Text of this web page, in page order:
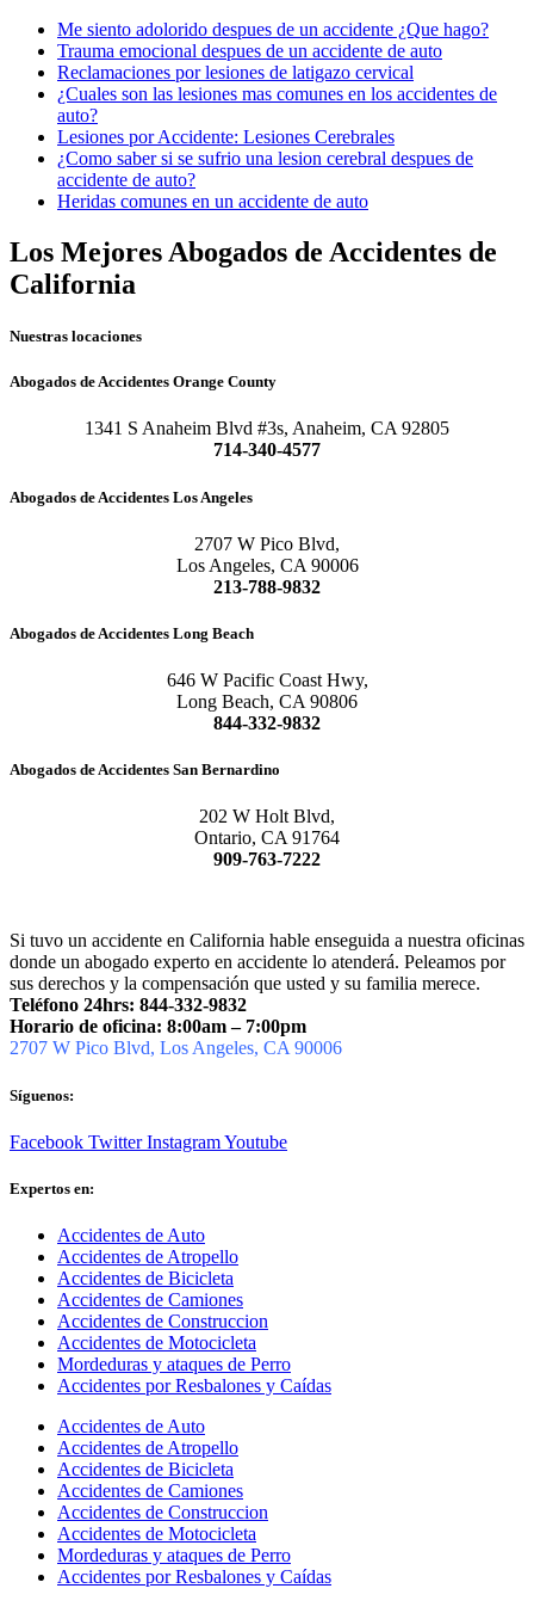
Me siento adolorido despues de un accidente ¿Que hago?
Trauma emocional despues de un accidente de auto
Reclamaciones por lesiones de latigazo cervical
¿Cuales son las lesiones mas comunes en los accidentes de
auto?
Lesiones por Accidente: Lesiones Cerebrales
¿Como saber si se sufrio una lesion cerebral despues de
accidente de auto?
Heridas comunes en un accidente de auto
Los Mejores Abogados de Accidentes de
California
Nuestras locaciones
Abogados de Accidentes Orange County
1341 S Anaheim Blvd #3s, Anaheim, CA 92805
714-340-4577
Abogados de Accidentes Los Angeles
2707 W Pico Blvd,
Los Angeles, CA 90006
213-788-9832
Abogados de Accidentes Long Beach
646 W Pacific Coast Hwy,
Long Beach, CA 90806
844-332-9832
Abogados de Accidentes San Bernardino
202 W Holt Blvd,
Ontario, CA 91764
909-763-7222
Si tuvo un accidente en California hable enseguida a nuestra oficinas
donde un abogado experto en accidente lo atenderá. Peleamos por
sus derechos y la compensación que usted y su familia merece.
Teléfono 24hrs: 844-332-9832
Horario de oficina: 8:00am – 7:00pm
2707 W Pico Blvd, Los Angeles, CA 90006
Síguenos:
Facebook Twitter InstagramYoutube
Expertos en:
Accidentes de Auto
Accidentes de Atropello
Accidentes de Bicicleta
Accidentes de Camiones
Accidentes de Construccion
Accidentes de Motocicleta
Mordeduras y ataques de Perro
Accidentes por Resbalones y Caídas
Accidentes de Auto
Accidentes de Atropello
Accidentes de Bicicleta
Accidentes de Camiones
Accidentes de Construccion
Accidentes de Motocicleta
Mordeduras y ataques de Perro
Accidentes por Resbalones y Caídas